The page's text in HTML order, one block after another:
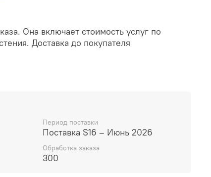
Она включает стоимость услуг по
Доставка до покупателя
При обработке в заказ будут внесены
и т.д.). Затем вам будут высланы
на оплату услуг и растений. При этом
силу.
Период поставки
Поставка S16 – Июнь 2026
Обработка заказа
300